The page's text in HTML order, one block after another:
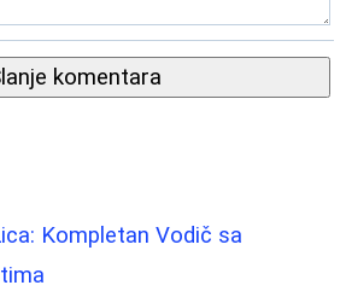
komentara
Kompletan Vodič sa